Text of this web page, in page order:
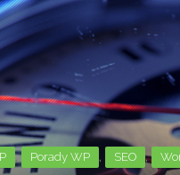
, Porady WP , SEO ,